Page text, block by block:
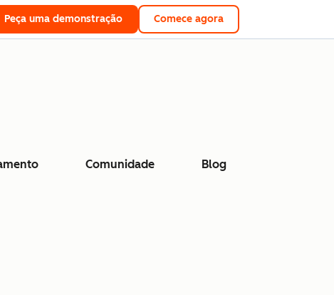
Peça uma demonstração Comece agora
Comunidade Blog